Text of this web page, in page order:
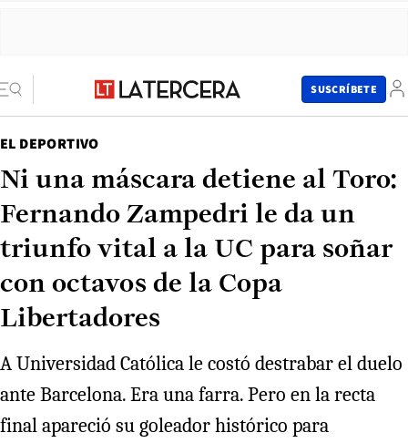
SUSCRÍBETE
EL DEPORTIVO
Ni una máscara detiene al Toro:
Fernando Zampedri le da un
triunfo vital a la UC para soñar
con octavos de la Copa
Libertadores
A Universidad Católica le costó destrabar el duelo
ante Barcelona. Era una farra. Pero en la recta
final apareció su goleador histórico para